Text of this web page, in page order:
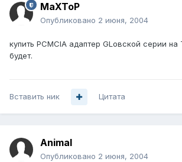
MaXToP
Опубликовано 2 июня, 2004
купить PCMCIA адаптер GLовской серии на
будет.
Вставить ник Цитата
Animal
Опубликовано 2 июня, 2004